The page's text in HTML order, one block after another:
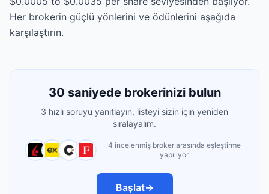
Her brokerin güçlü yönlerini ve ödünlerini aşağıda
karşılaştırın.
30 saniyede brokerinizi bulun
3 hızlı soruyu yanıtlayın, listeyi sizin için yeniden
sıralayalım.
4 incelenmiş broker arasında eşleştirme
yapılıyor
Başlat→